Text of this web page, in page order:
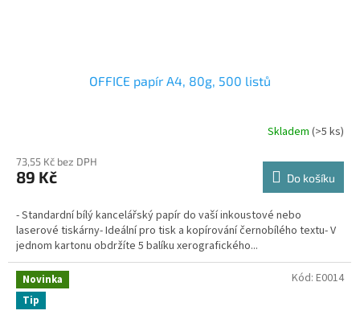
OFFICE papír A4, 80g, 500 listů
Skladem (>5 ks)
73,55 Kč bez DPH
89 Kč Do košíku
- Standardní bílý kancelářský papír do vaší inkoustové nebo
laserové tiskárny- Ideální pro tisk a kopírování černobílého textu- V
jednom kartonu obdržíte 5 balíku xerografického...
Novinka
Tip
Kód: E0014